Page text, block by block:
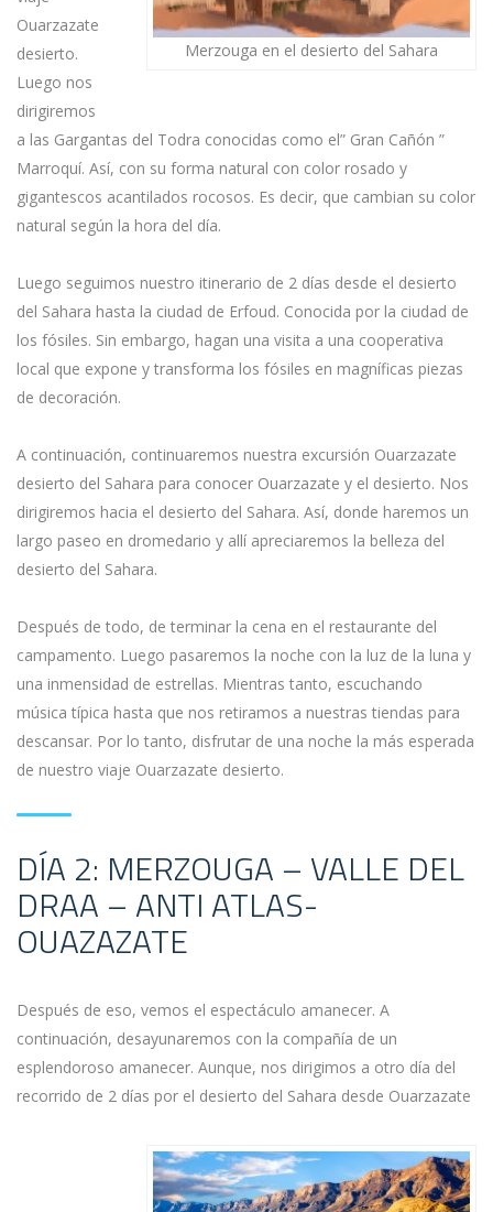
Merzouga en el desierto del Sahara
Ouarzazate
desierto.
Luego nos
dirigiremos
a las Gargantas del Todra conocidas como el” Gran Cañón ”
Marroquí. Así, con su forma natural con color rosado y
gigantescos acantilados rocosos. Es decir, que cambian su color
natural según la hora del día.
Luego seguimos nuestro itinerario de 2 días desde el desierto
del Sahara hasta la ciudad de Erfoud. Conocida por la ciudad de
los fósiles. Sin embargo, hagan una visita a una cooperativa
local que expone y transforma los fósiles en magníficas piezas
de decoración.
A continuación, continuaremos nuestra excursión Ouarzazate
desierto del Sahara para conocer Ouarzazate y el desierto. Nos
dirigiremos hacia el desierto del Sahara. Así, donde haremos un
largo paseo en dromedario y allí apreciaremos la belleza del
desierto del Sahara.
Después de todo, de terminar la cena en el restaurante del
campamento. Luego pasaremos la noche con la luz de la luna y
una inmensidad de estrellas. Mientras tanto, escuchando
música típica hasta que nos retiramos a nuestras tiendas para
descansar. Por lo tanto, disfrutar de una noche la más esperada
de nuestro viaje Ouarzazate desierto.
DÍA 2: MERZOUGA – VALLE DEL
DRAA – ANTI ATLAS-
OUAZAZATE
Después de eso, vemos el espectáculo amanecer. A
continuación, desayunaremos con la compañía de un
esplendoroso amanecer. Aunque, nos dirigimos a otro día del
recorrido de 2 días por el desierto del Sahara desde Ouarzazate